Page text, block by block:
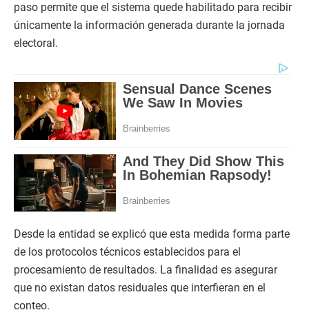
paso permite que el sistema quede habilitado para recibir
únicamente la información generada durante la jornada
electoral.
Desde la entidad se explicó que esta medida forma parte
de los protocolos técnicos establecidos para el
procesamiento de resultados. La finalidad es asegurar
que no existan datos residuales que interfieran en el
conteo.